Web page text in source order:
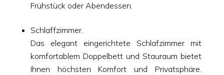
Frühstück oder Abendessen.
Schlaffzimmer.
Das elegant eingerichtete Schlafzimmer mit
komfortablem Doppelbett und Stauraum bietet
Ihnen höchsten Komfort und Privatsphäre.